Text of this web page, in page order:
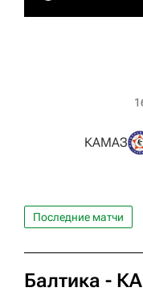
КАМАЗ
Последние матчи
Балтика -